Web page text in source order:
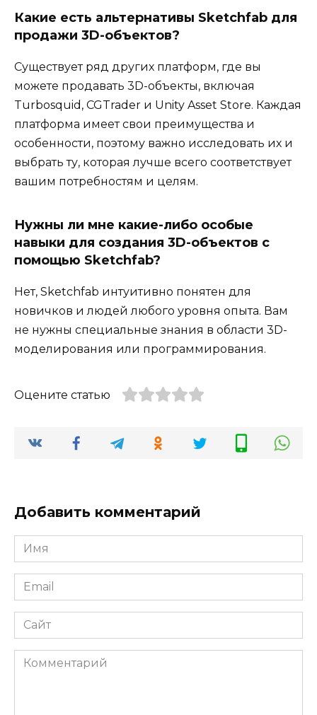
Какие есть альтернативы Sketchfab для
продажи 3D-объектов?
Существует ряд других платформ, где вы
можете продавать 3D-объекты, включая
Turbosquid, CGTrader и Unity Asset Store. Каждая
платформа имеет свои преимущества и
особенности, поэтому важно исследовать их и
выбрать ту, которая лучше всего соответствует
вашим потребностям и целям.
Нужны ли мне какие-либо особые
навыки для создания 3D-объектов с
помощью Sketchfab?
Нет, Sketchfab интуитивно понятен для
новичков и людей любого уровня опыта. Вам
не нужны специальные знания в области 3D-
моделирования или программирования.
Оцените статью
Добавить комментарий
Имя
*
Email
*
Сайт
Комментарий